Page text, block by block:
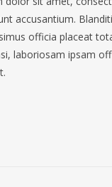
accusantium.
officia placeat
laboriosam ipsam